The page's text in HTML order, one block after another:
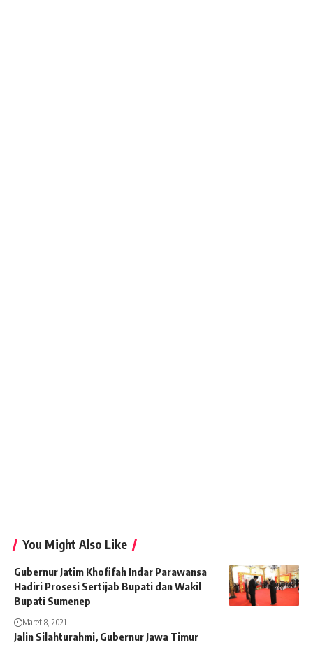
You Might Also Like
Gubernur Jatim Khofifah Indar Parawansa
Hadiri Prosesi Sertijab Bupati dan Wakil
Bupati Sumenep
Maret 8, 2021
Jalin Silahturahmi, Gubernur Jawa Timur